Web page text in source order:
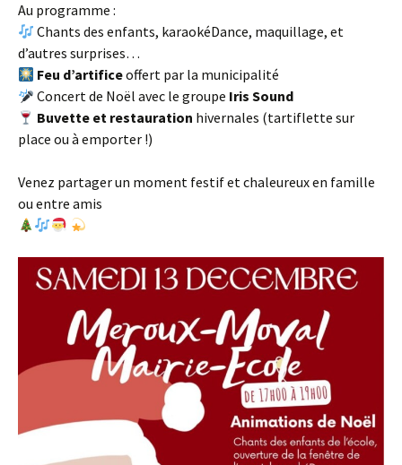
Au programme :
Chants des enfants, karaokéDance, maquillage, et
d’autres surprises…
Feu d’artificeoffert par la municipalité
Concert de Noël avec le groupe Iris Sound
Buvette et restauration hivernales (tartiflette sur
place ou à emporter !)
Venez partager un moment festif et chaleureux en famille
ou entre amis